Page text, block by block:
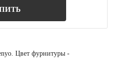
Цвет фурнитуры -